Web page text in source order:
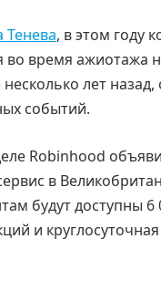
Тенева, в этом году
во время ажиотажа
лет
событий.
Robinhood
в
будут доступны 6
и